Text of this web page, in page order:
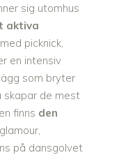
sig utomhus
aktiva
picknick,
en intensiv
som bryter
skapar de mest
finns den
på dansgolvet